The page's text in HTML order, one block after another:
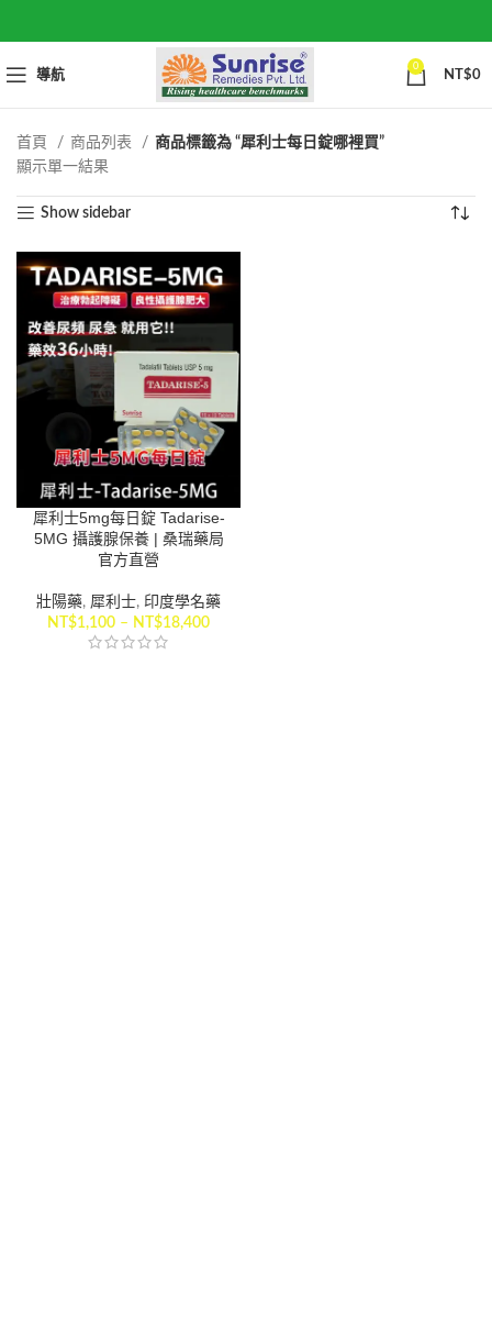
導航
0
NT$0
首頁 商品列表
商品標籤為 “犀利士每日錠哪裡買”
顯示單一結果
Show sidebar
犀利士5mg每日錠 Tadarise-
5MG 攝護腺保養 | 桑瑞藥局
官方直營
壯陽藥, 犀利士, 印度學名藥
NT$1,100 – NT$18,400